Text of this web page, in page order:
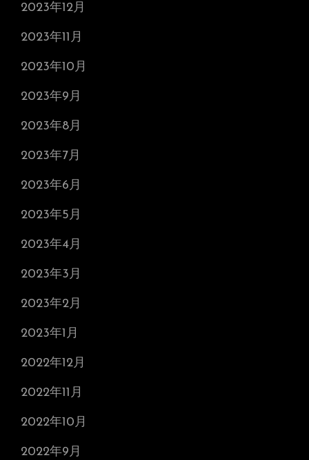
2023年12月
2023年11月
2023年10月
2023年9月
2023年8月
2023年7月
2023年6月
2023年5月
2023年4月
2023年3月
2023年2月
2023年1月
2022年12月
2022年11月
2022年10月
2022年9月